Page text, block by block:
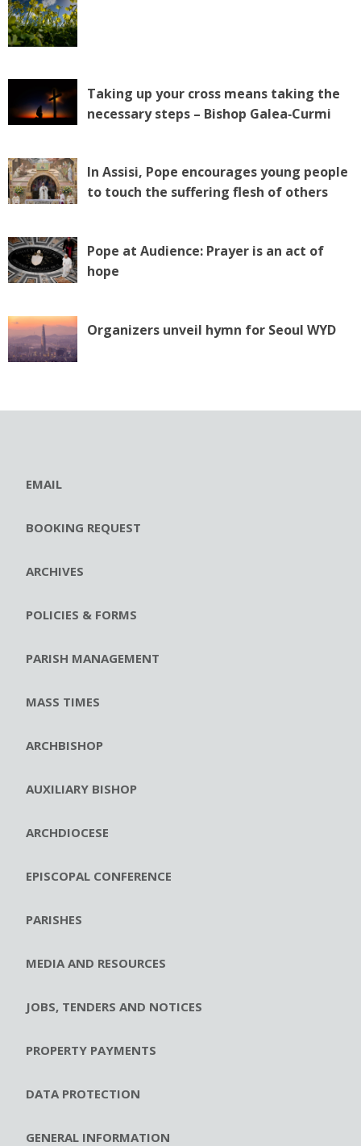
Taking up your cross means taking the
necessary steps – Bishop Galea‑Curmi
In Assisi, Pope encourages young people
to touch the suffering flesh of others
Pope at Audience: Prayer is an act of
hope
Organizers unveil hymn for Seoul WYD
EMAIL
BOOKING REQUEST
ARCHIVES
POLICIES & FORMS
PARISH MANAGEMENT
MASS TIMES
ARCHBISHOP
AUXILIARY BISHOP
ARCHDIOCESE
EPISCOPAL CONFERENCE
PARISHES
MEDIA AND RESOURCES
JOBS, TENDERS AND NOTICES
PROPERTY PAYMENTS
DATA PROTECTION
GENERAL INFORMATION